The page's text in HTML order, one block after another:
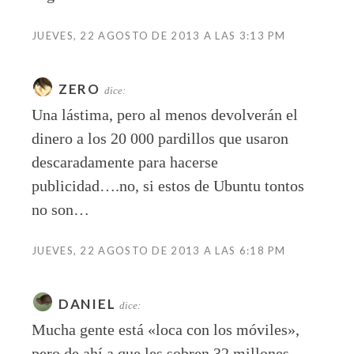
JUEVES, 22 AGOSTO DE 2013 A LAS 3:13 PM
ZERO dice:
Una lástima, pero al menos devolverán el
dinero a los 20 000 pardillos que usaron
descaradamente para hacerse
publicidad….no, si estos de Ubuntu tontos
no son…
JUEVES, 22 AGOSTO DE 2013 A LAS 6:18 PM
DANIEL dice:
Mucha gente está «loca con los móviles»,